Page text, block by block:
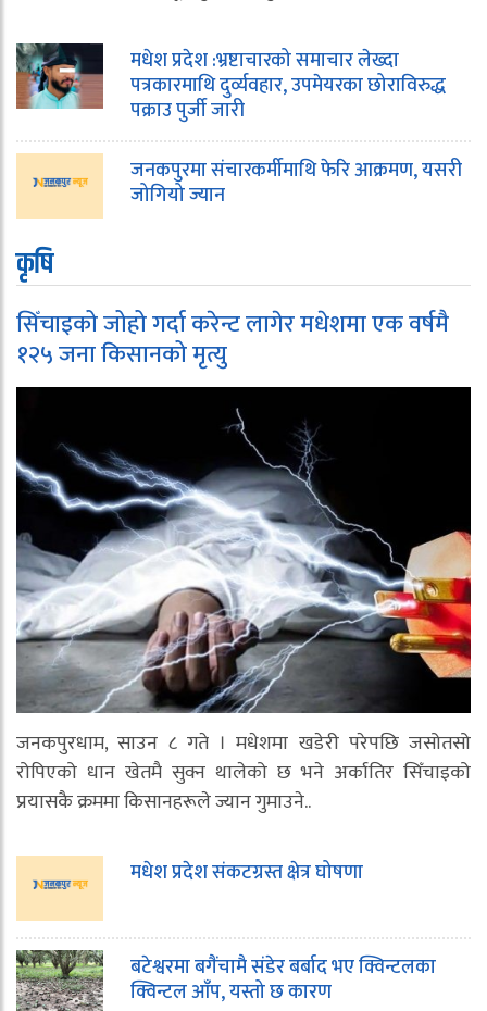
मधेश प्रदेश :भ्रष्टाचारको समाचार लेख्दा
पत्रकारमाथि दुर्व्यवहार, उपमेयरका छोराविरुद्ध
पक्राउ पुर्जी जारी
जनकपुरमा संचारकर्मीमाथि फेरि आक्रमण, यसरी
जोगियो ज्यान
कृषि
सिँचाइको जोहो गर्दा करेन्ट लागेर मधेशमा एक वर्षमै
१२५ जना किसानको मृत्यु
जनकपुरधाम, साउन ८ गते । मधेशमा खडेरी परेपछि जसोतसो
रोपिएको धान खेतमै सुक्न थालेको छ भने अर्कातिर सिँचाइको
प्रयासकै क्रममा किसानहरूले ज्यान गुमाउने..
मधेश प्रदेश संकटग्रस्त क्षेत्र घोषणा
बटेश्वरमा बगैंचामै संडेर बर्बाद भए क्विन्टलका
क्विन्टल आँप, यस्तो छ कारण